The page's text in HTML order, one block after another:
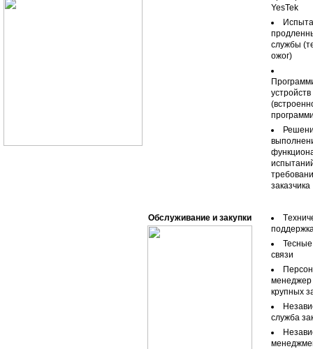
YesTek
службы
ожог)
устройств
заказчика
Обслуживание и закупки
связи
менеджер
крупных
служба